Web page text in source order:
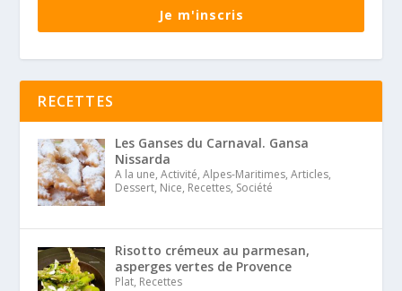
Je m'inscris
RECETTES
Les Ganses du Carnaval. Gansa
Nissarda
A la une, Activité, Alpes-Maritimes, Articles,
Dessert, Nice, Recettes, Société
Risotto crémeux au parmesan,
asperges vertes de Provence
Plat, Recettes